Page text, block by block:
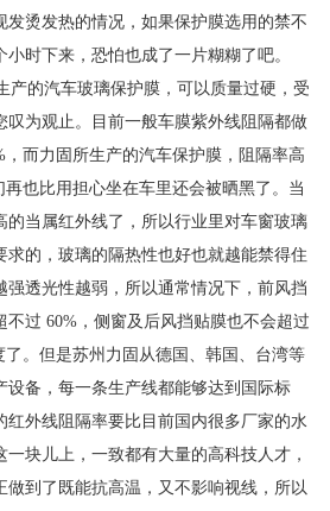
发烫发热的情况，如果保护膜选用的禁不
时下来，恐怕也成了一片糊糊了吧。
的汽车玻璃保护膜，可以质量过硬，受
叹为观止。目前一般车膜紫外线阻隔都做
而力固所生产的汽车保护膜，阻隔率高
也比用担心坐在车里还会被晒黑了。当
的当属红外线了，所以行业里对车窗玻璃
求的，玻璃的隔热性也好也就越能禁得住
强透光性越弱，所以通常情况下，前风挡
不过 60%，侧窗及后风挡贴膜也不会超过
了。但是苏州力固从德国、韩国、台湾等
设备，每一条生产线都能够达到国际标
红外线阻隔率要比目前国内很多厂家的水
块儿上，一致都有大量的高科技人才，
做到了既能抗高温，又不影响视线，所以